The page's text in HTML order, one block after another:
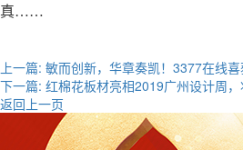
真……
上一篇: 敏而创新，华章奏凯！3377在线
下一篇: 红棉花板材亮相2019广州设计周，
返回上一页